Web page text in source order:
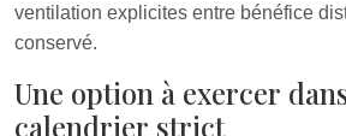
ventilation explicites entre bénéfice
conservé.
Une option à exercer
calendrier strict